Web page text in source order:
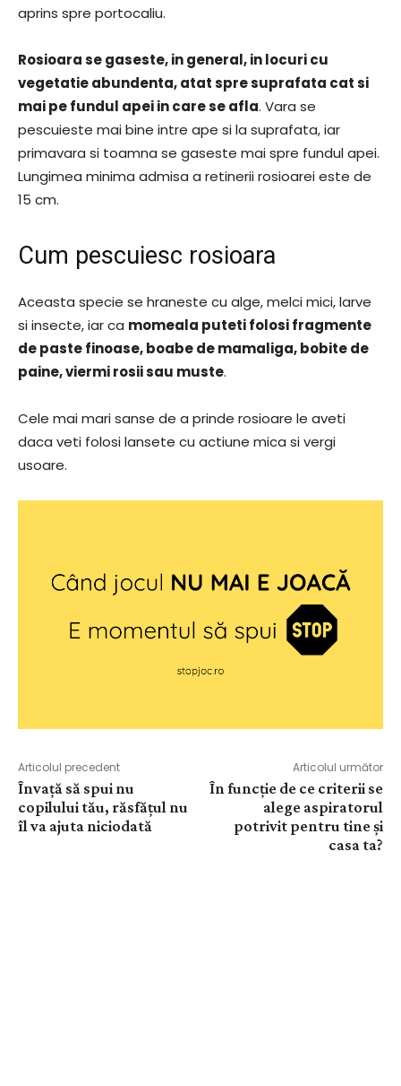
aprins spre portocaliu.
Rosioara se gaseste, in general, in locuri cu
vegetatie abundenta, atat spre suprafata cat si
mai pe fundul apei in care se afla. Vara se
pescuieste mai bine intre ape si la suprafata, iar
primavara si toamna se gaseste mai spre fundul apei.
Lungimea minima admisa a retinerii rosioarei este de
15 cm.
Cum pescuiesc rosioara
Aceasta specie se hraneste cu alge, melci mici, larve
si insecte, iar ca momeala puteti folosi fragmente
de paste finoase, boabe de mamaliga, bobite de
paine, viermi rosii sau muste.
Cele mai mari sanse de a prinde rosioare le aveti
daca veti folosi lansete cu actiune mica si vergi
usoare.
Articolul precedent
Învață să spui nu
copilului tău, răsfățul nu
îl va ajuta niciodată
Articolul următor
În funcție de ce criterii se
alege aspiratorul
potrivit pentru tine și
casa ta?